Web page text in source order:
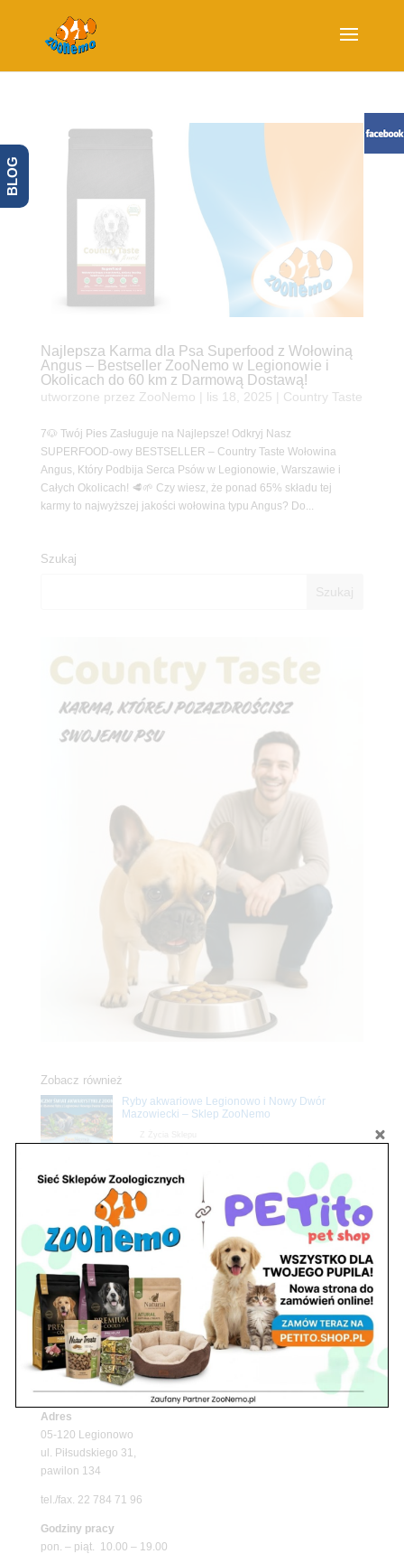
Najlepsza Karma dla Psa Superfood z Wołowiną
Angus – Bestseller ZooNemo w Legionowie i
Okolicach do 60 km z Darmową Dostawą!
utworzone przez ZooNemo lis 18, 2025 Country Taste
7🐶 Twój Pies Zasługuje na Najlepsze! Odkryj Nasz
SUPERFOOD-owy BESTSELLER – Country Taste Wołowina
Angus, Który Podbija Serca Psów w Legionowie, Warszawie i
Całych Okolicach! 🥩🌱 Czy wiesz, że ponad 65% składu tej
karmy to najwyższej jakości wołowina typu Angus? Do...
Szukaj
Zobacz również
Ryby akwariowe Legionowo i Nowy Dwór
Mazowiecki – Sklep ZooNemo
Z Życia Sklepu
Stwórz podwodne arcydzieło: Najpiękniejsze
rośliny akwariowe w ZooNemo – Legionowo i
Nowy Dwór Mazowiecki
Upały wracają! Zadbaj o komfort swojego pupila
z matami chłodzącymi ZooNemo
Z Życia Sklepu
Petito Pet Shop – Internetowy Sklep Zoologiczny
Online! Wszystko Dla Twojego Pupila | ZooNemo
Znajdź nas
Adres
05-120 Legionowo
ul. Piłsudskiego 31,
pawilon 134
tel./fax. 22 784 71 96
Godziny pracy
pon. – piąt. 10.00 – 19.00
BLOG